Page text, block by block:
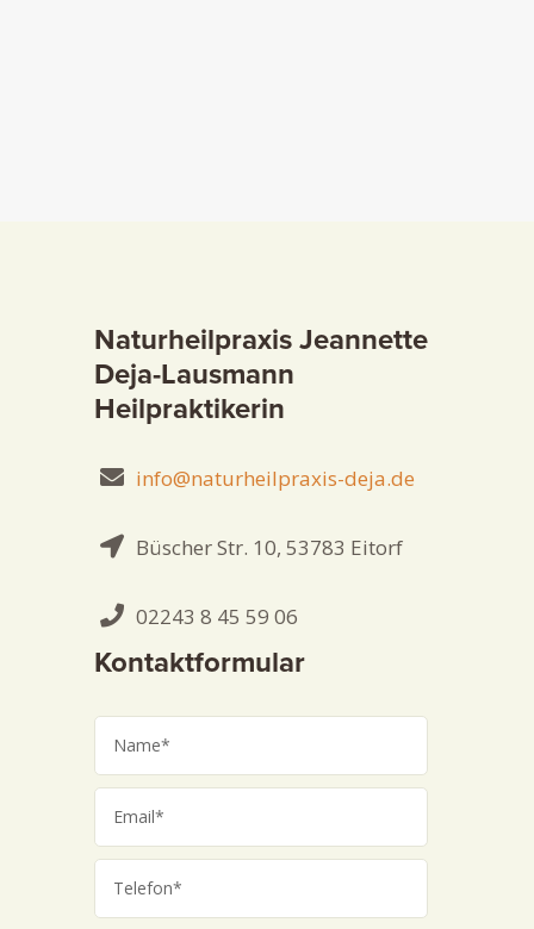
Naturheilpraxis Jeannette
Deja-Lausmann
Heilpraktikerin
info@naturheilpraxis-deja.de
Büscher Str. 10, 53783 Eitorf
02243 8 45 59 06
Kontaktformular